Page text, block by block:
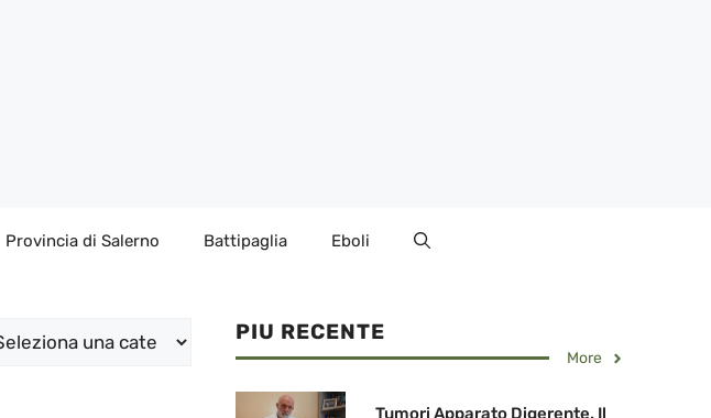
Provincia di Salerno Battipaglia Eboli
PIU RECENTE
More
Tumori Apparato Digerente. Il